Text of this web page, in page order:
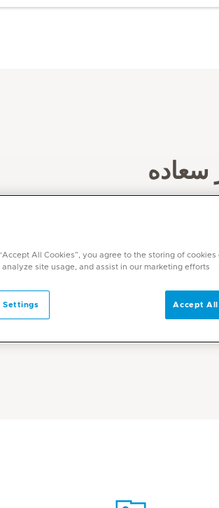
سعاده
الإنجليزية، الفرنسية، الإسبانية
All Cookies”, you agree to the storing of
analyze site usage, and assist in our marketing efforts.
Settings Accept All